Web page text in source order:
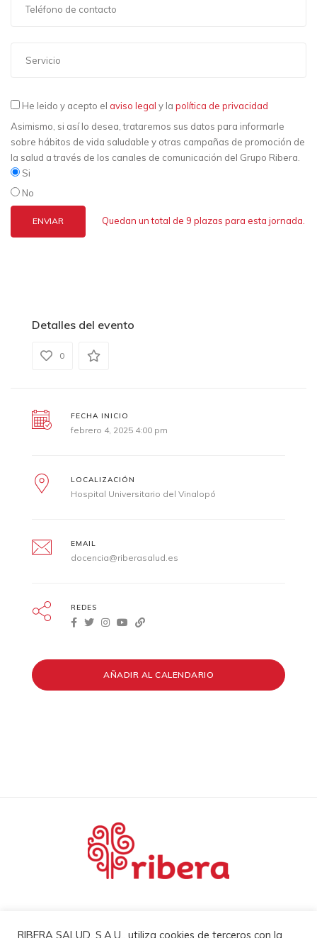
He leido y acepto el aviso legal y la política de privacidad
Asimismo, si así lo desea, trataremos sus datos para informarle
sobre hábitos de vida saludable y otras campañas de promoción de
la salud a través de los canales de comunicación del Grupo Ribera.
Si
No
Quedan un total de 9 plazas para esta jornada.
Detalles del evento
0
FECHA INICIO
febrero 4, 2025 4:00 pm
LOCALIZACIÓN
Hospital Universitario del Vinalopó
EMAIL
docencia@riberasalud.es
REDES
AÑADIR AL CALENDARIO
Mapa Web
RIBERA SALUD, S.A.U., utiliza cookies de terceros con la